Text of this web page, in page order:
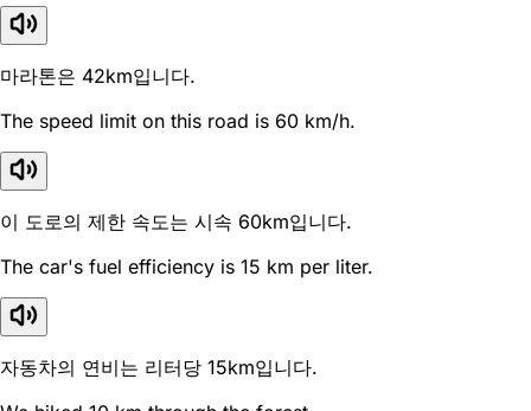
마라톤은 42km입니다.
The speed limit on this road is 60 km/h.
이 도로의 제한 속도는 시속 60km입니다.
The car's fuel efficiency is 15 km per liter.
자동차의 연비는 리터당 15km입니다.